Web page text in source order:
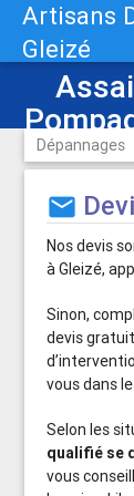
Artisans
Gleizé
Dépannages
mail
Nos devis
à Gleizé,
Sinon,
devis
vous dans
Selon les
qualifié se
vous